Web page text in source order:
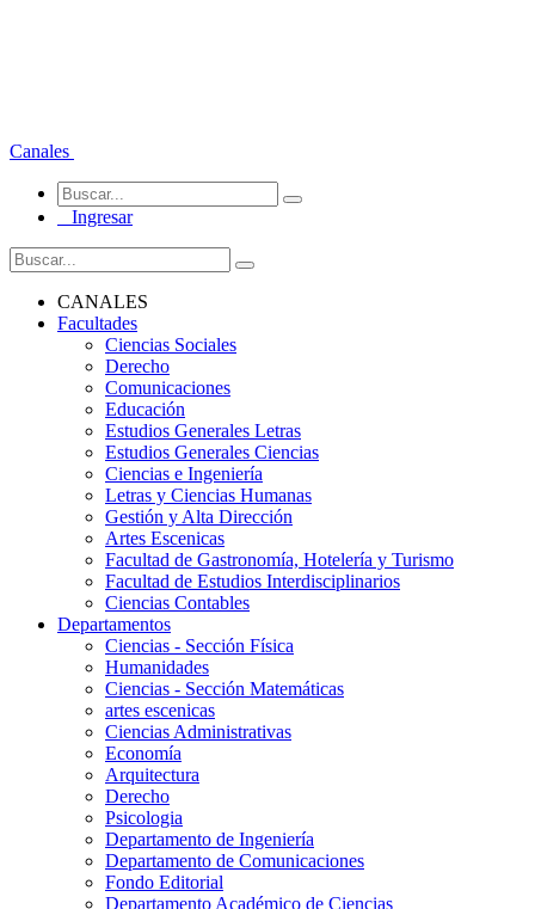
Canales
Ingresar
CANALES
Facultades
Ciencias Sociales
Derecho
Comunicaciones
Educación
Estudios Generales Letras
Estudios Generales Ciencias
Ciencias e Ingeniería
Letras y Ciencias Humanas
Gestión y Alta Dirección
Artes Escenicas
Facultad de Gastronomía, Hotelería y Turismo
Facultad de Estudios Interdisciplinarios
Ciencias Contables
Departamentos
Ciencias - Sección Física
Humanidades
Ciencias - Sección Matemáticas
artes escenicas
Ciencias Administrativas
Economía
Arquitectura
Derecho
Psicologia
Departamento de Ingeniería
Departamento de Comunicaciones
Fondo Editorial
Departamento Académico de Ciencias